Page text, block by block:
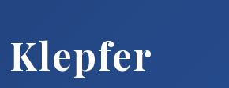
Klepfer